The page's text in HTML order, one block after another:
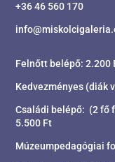
+36 46 560 170
Felnőtt belépő: 2.200
Kedvezményes (diák
Családi belépő: (2 fő
5.500 Ft
Múzeumpedagógiai